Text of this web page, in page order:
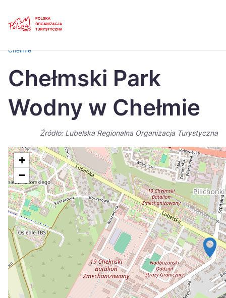
Česká
Dansk
Italiano
Nederlands 日本
Português
Suomi
Україна
Zamknij
Chełmie
Chełmski Park
Wodny w Chełmie
Źródło: Lubelska Regionalna Organizacja Turystyczna
+
−